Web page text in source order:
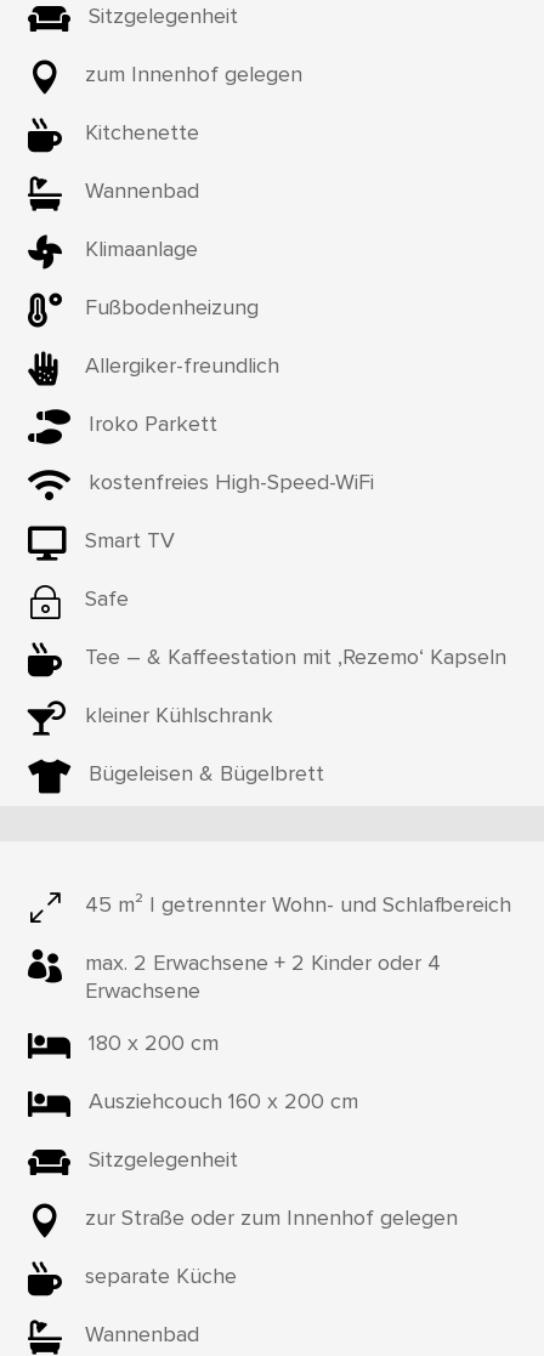
 Sitzgelegenheit
 zum Innenhof gelegen
 Kitchenette
 Wannenbad
 Klimaanlage
 Fußbodenheizung
 Allergiker-freundlich
 Iroko Parkett
 kostenfreies High-Speed-WiFi
 Smart TV
~ Safe
 Tee – & Kaffeestation mit ‚Rezemo‘ Kapseln
 kleiner Kühlschrank
 Bügeleisen & Bügelbrett
0 45 m² | getrennter Wohn- und Schlafbereich

max. 2 Erwachsene + 2 Kinder oder 4
Erwachsene
 180 x 200 cm
 Ausziehcouch 160 x 200 cm
 Sitzgelegenheit
 zur Straße oder zum Innenhof gelegen
 separate Küche
 Wannenbad